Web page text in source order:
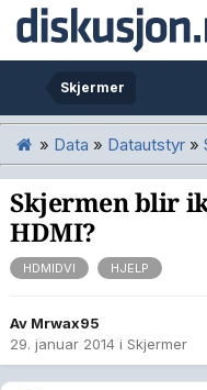
Skjermer
» Data » Datautstyr »
Skjermen blir
HDMI?
HDMIDVI HJELP
Av Mrwax95
29. januar 2014 i Skjermer